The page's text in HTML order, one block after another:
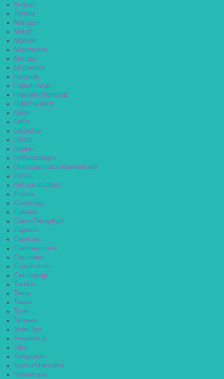
Кызыл
Липецк
Магадан
Магас
Майкоп
Махачкала
Москва
Мурманск
Нальчик
Нарьян-Мар
Нижний Новгород
Новосибирск
Омск
Орёл
Оренбург
Пенза
Пермь
Петрозаводск
Петропавловск-Камчатский
Псков
Ростов-на-Дону
Рязань
Салехард
Самара
Санкт-Петербург
Саранск
Саратов
Симферополь
Смоленск
Ставрополь
Сыктывкар
Тамбов
Тверь
Томск
Тула
Тюмень
Улан-Удэ
Ульяновск
Уфа
Хабаровск
Ханты-Мансийск
Чебоксары